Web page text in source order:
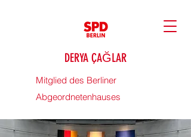
DERYA ÇAĞLAR
Mitglied des Berliner
Abgeordnetenhauses